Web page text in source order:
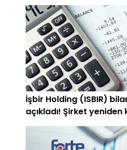
İşbir Holding (ISBIR)
açıkladı! Şirket